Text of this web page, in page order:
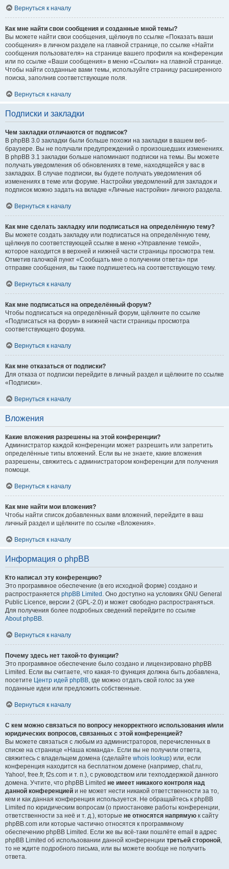
Вернуться к началу
Как мне найти свои сообщения и созданные мной темы?
Вы можете найти свои сообщения, щёлкнув по ссылке «Показать ваши
сообщения» в личном разделе на главной странице, по ссылке «Найти
сообщения пользователя» на странице вашего профиля на конференции
или по ссылке «Ваши сообщения» в меню «Ссылки» на главной странице.
Чтобы найти созданные вами темы, используйте страницу расширенного
поиска, заполнив соответствующие поля.
Вернуться к началу
Подписки и закладки
Чем закладки отличаются от подписок?
В phpBB 3.0 закладки были больше похожи на закладки в вашем веб-
браузере. Вы не получали предупреждений о произошедших изменениях.
В phpBB 3.1 закладки больше напоминают подписки на темы. Вы можете
получать уведомления об обновлениях в теме, находящейся у вас в
закладках. В случае подписки, вы будете получать уведомления об
изменениях в теме или форуме. Настройки уведомлений для закладок и
подписок можно задать на вкладке «Личные настройки» личного раздела.
Вернуться к началу
Как мне сделать закладку или подписаться на определённую тему?
Вы можете создать закладку или подписаться на определённую тему,
щёлкнув по соответствующей ссылке в меню «Управление темой»,
которое находится в верхней и нижней части страницы просмотра тем.
Отметив галочкой пункт «Сообщать мне о получении ответа» при
отправке сообщения, вы также подпишетесь на соответствующую тему.
Вернуться к началу
Как мне подписаться на определённый форум?
Чтобы подписаться на определённый форум, щёлкните по ссылке
«Подписаться на форум» в нижней части страницы просмотра
соответствующего форума.
Вернуться к началу
Как мне отказаться от подписки?
Для отказа от подписки перейдите в личный раздел и щёлкните по ссылке
«Подписки».
Вернуться к началу
Вложения
Какие вложения разрешены на этой конференции?
Администратор каждой конференции может разрешить или запретить
определённые типы вложений. Если вы не знаете, какие вложения
разрешены, свяжитесь с администратором конференции для получения
помощи.
Вернуться к началу
Как мне найти мои вложения?
Чтобы найти список добавленных вами вложений, перейдите в ваш
личный раздел и щёлкните по ссылке «Вложения».
Вернуться к началу
Информация о phpBB
Кто написал эту конференцию?
Это программное обеспечение (в его исходной форме) создано и
распространяется phpBB Limited . Оно доступно на условиях GNU General
Public Licence, версии 2 (GPL-2.0) и может свободно распространяться.
Для получения более подробных сведений перейдите по ссылке
About phpBB.
Вернуться к началу
Почему здесь нет такой-то функции?
Это программное обеспечение было создано и лицензировано phpBB
Limited. Если вы считаете, что какая-то функция должна быть добавлена,
посетите Центр идей phpBB, где можно отдать свой голос за уже
поданные идеи или предложить собственные.
Вернуться к началу
С кем можно связаться по вопросу некорректного использования и/или
юридических вопросов, связанных с этой конференцией?
Вы можете связаться с любым из администраторов, перечисленных в
списке на странице «Наша команда». Если вы не получили ответа,
свяжитесь с владельцем домена (сделайте whois lookup) или, если
конференция находится на бесплатном домене (например, chat.ru,
Yahoo!, free.fr, f2s.com и т. п.), с руководством или техподдержкой данного
домена. Учтите, что phpBB Limited не имеет никакого контроля над
данной конференцией и не может нести никакой ответственности за то,
кем и как данная конференция используется. Не обращайтесь к phpBB
Limited по юридическим вопросам (о приостановке работы конференции,
ответственности за неё и т. д.), которые не относятся напрямую к сайту
phpBB.com или которые частично относятся к программному
обеспечению phpBB Limited. Если же вы всё-таки пошлёте email в адрес
phpBB Limited об использовании данной конференции третьей стороной,
то не ждите подробного письма, или вы можете вообще не получить
ответа.